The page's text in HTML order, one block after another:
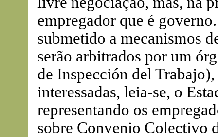
empregador que é
submetido a mecanismos
serão arbitrados por um
de Inspección del Trabajo),
interessadas, leia-se, o
representando os
sobre Convenio Colectivo